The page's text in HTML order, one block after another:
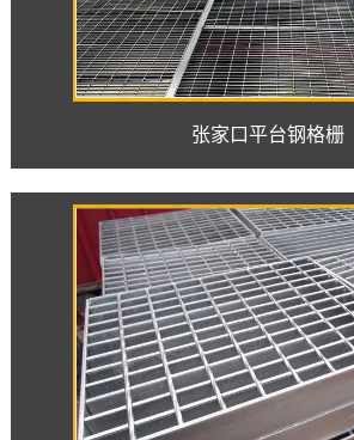
张家口平台钢格栅